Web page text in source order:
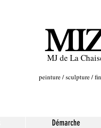
MJ de La
peinture / sculpture /
Démarche